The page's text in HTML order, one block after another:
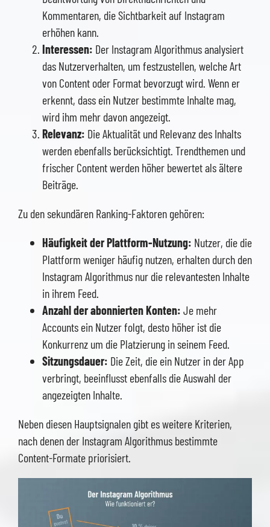
Kommentaren, die Sichtbarkeit auf Instagram
erhöhen kann.
Interessen: Der Instagram Algorithmus analysiert
das Nutzerverhalten, um festzustellen, welche Art
von Content oder Format bevorzugt wird. Wenn er
erkennt, dass ein Nutzer bestimmte Inhalte mag,
wird ihm mehr davon angezeigt.
Relevanz: Die Aktualität und Relevanz des Inhalts
werden ebenfalls berücksichtigt. Trendthemen und
frischer Content werden höher bewertet als ältere
Beiträge.
Zu den sekundären Ranking-Faktoren gehören:
Häufigkeit der Plattform-Nutzung: Nutzer, die die
Plattform weniger häufig nutzen, erhalten durch den
Instagram Algorithmus nur die relevantesten Inhalte
in ihrem Feed.
Anzahl der abonnierten Konten: Je mehr
Accounts ein Nutzer folgt, desto höher ist die
Konkurrenz um die Platzierung in seinem Feed.
Sitzungsdauer: Die Zeit, die ein Nutzer in der App
verbringt, beeinflusst ebenfalls die Auswahl der
angezeigten Inhalte.
Neben diesen Hauptsignalen gibt es weitere Kriterien,
nach denen der Instagram Algorithmus bestimmte
Content-Formate priorisiert.